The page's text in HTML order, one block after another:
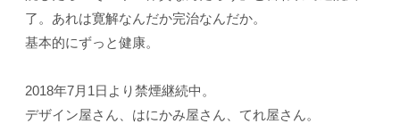
了。あれは寛解なんだか完治なんだか。
基本的にずっと健康。
2018年7月1日より禁煙継続中。
デザイン屋さん、はにかみ屋さん、てれ屋さん。